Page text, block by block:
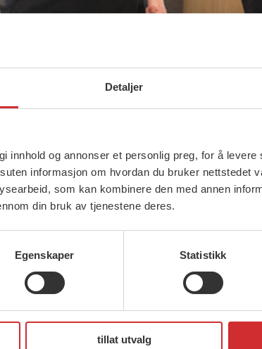
Detaljer
innhold og annonser et personlig preg, for å
informasjon om hvordan du bruker nettstedet
som kan kombinere den med annen
din bruk av tjenestene deres.
Egenskaper Statistikk
tillat utvalg
pandemien, kan hjemmekontor bli
LO Stat at det skal
i 2024. Jeg er glad vi fikk
De lokale forhandlingene
er satt til 7. juni, da